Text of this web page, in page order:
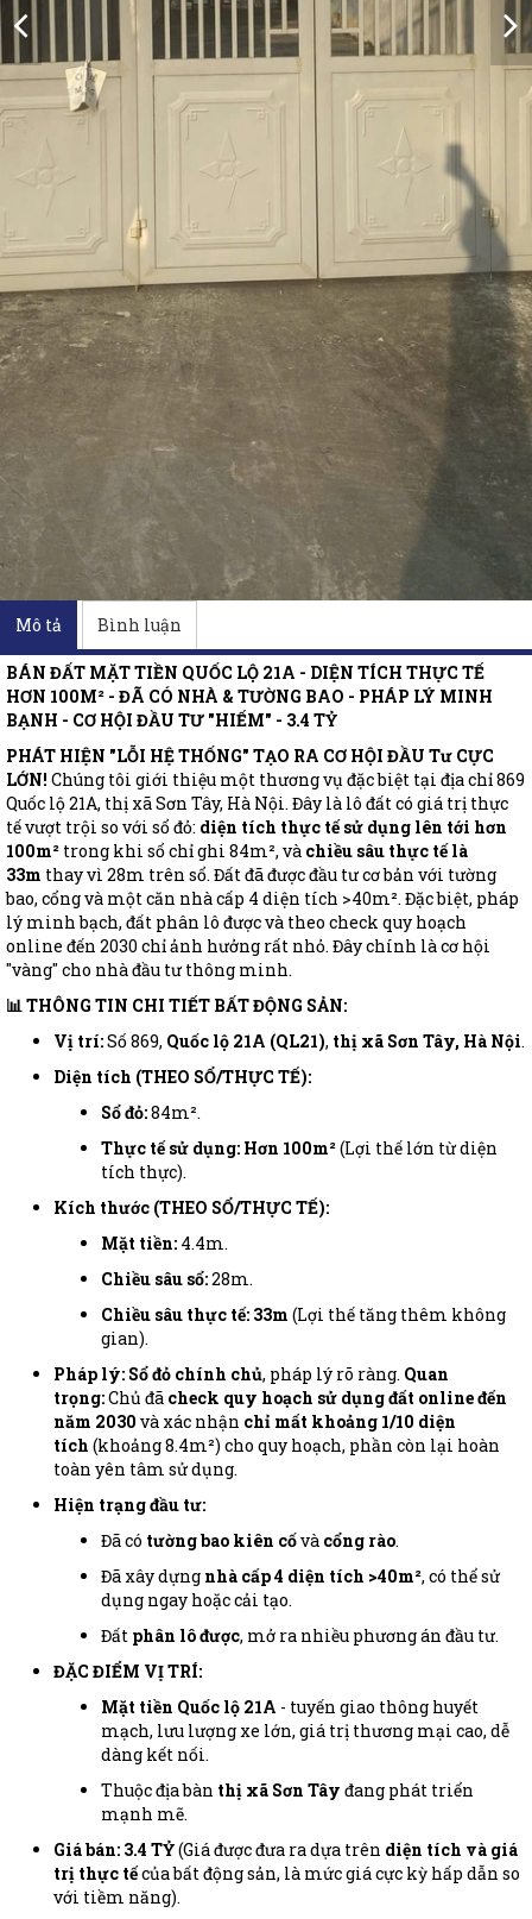
Mô tả Bình luận
BÁN ĐẤT MẶT TIỀN QUỐC LỘ 21A - DIỆN TÍCH THỰC TẾ
HƠN 100M² - ĐÃ CÓ NHÀ & TƯỜNG BAO - PHÁP LÝ MINH
BẠNH - CƠ HỘI ĐẦU TƯ "HIẾM" - 3.4 TỶ
PHÁT HIỆN "LỖI HỆ THỐNG" TẠO RA CƠ HỘI ĐẦU Tư CỰC
LỚN! Chúng tôi giới thiệu một thương vụ đặc biệt tại địa chỉ 869
Quốc lộ 21A, thị xã Sơn Tây, Hà Nội. Đây là lô đất có giá trị thực
tế vượt trội so với sổ đỏ: diện tích thực tế sử dụng lên tới hơn
100m² trong khi sổ chỉ ghi 84m², và chiều sâu thực tế là
33m thay vì 28m trên sổ. Đất đã được đầu tư cơ bản với tường
bao, cổng và một căn nhà cấp 4 diện tích >40m². Đặc biệt, pháp
lý minh bạch, đất phân lô được và theo check quy hoạch
online đến 2030 chỉ ảnh hưởng rất nhỏ. Đây chính là cơ hội
"vàng" cho nhà đầu tư thông minh.
📊 THÔNG TIN CHI TIẾT BẤT ĐỘNG SẢN:
Vị trí:Số 869, Quốc lộ 21A (QL21), thị xã Sơn Tây, Hà Nội.
Diện tích (THEO SỔ/THỰC TẾ):
Sổ đỏ:84m².
Thực tế sử dụng: Hơn 100m²(Lợi thế lớn từ diện
tích thực).
Kích thước (THEO SỔ/THỰC TẾ):
Mặt tiền: 4.4m.
Chiều sâu sổ:28m.
Chiều sâu thực tế: 33m (Lợi thế tăng thêm không
gian).
Pháp lý: Sổ đỏ chính chủ, pháp lý rõ ràng. Quan
trọng:Chủ đã check quy hoạch sử dụng đất online đến
năm 2030 và xác nhận chỉ mất khoảng 1/10 diện
tích (khoảng 8.4m²) cho quy hoạch, phần còn lại hoàn
toàn yên tâm sử dụng.
Hiện trạng đầu tư:
Đã có tường bao kiên cốvà cổng rào.
Đã xây dựng nhà cấp 4 diện tích >40m², có thể sử
dụng ngay hoặc cải tạo.
Đất phân lô được, mở ra nhiều phương án đầu tư.
ĐẶC ĐIỂM VỊ TRÍ:
Mặt tiền Quốc lộ 21A - tuyến giao thông huyết
mạch, lưu lượng xe lớn, giá trị thương mại cao, dễ
dàng kết nối.
Thuộc địa bàn thị xã Sơn Tây đang phát triển
mạnh mẽ.
Giá bán: 3.4 TỶ(Giá được đưa ra dựa trên diện tích và giá
trị thực tếcủa bất động sản, là mức giá cực kỳ hấp dẫn so
với tiềm năng).